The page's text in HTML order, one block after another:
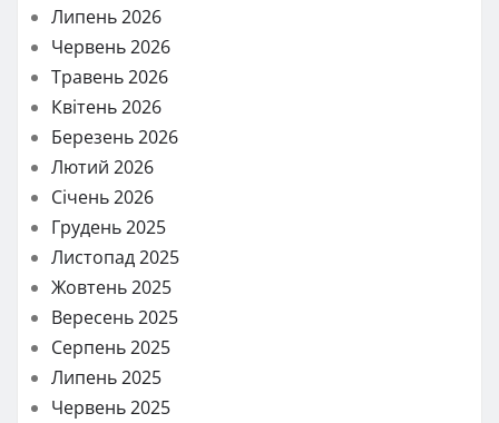
Липень 2026
Червень 2026
Травень 2026
Квітень 2026
Березень 2026
Лютий 2026
Січень 2026
Грудень 2025
Листопад 2025
Жовтень 2025
Вересень 2025
Серпень 2025
Липень 2025
Червень 2025